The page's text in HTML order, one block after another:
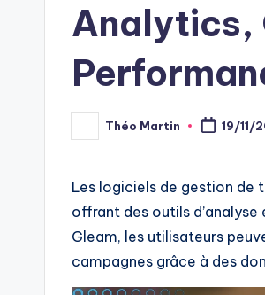
Analytics,
Posted
by
Théo Martin 19/11/
Les logiciels de gestion de
offrant des outils
Gleam, les utilisateurs
campagnes grâce à des